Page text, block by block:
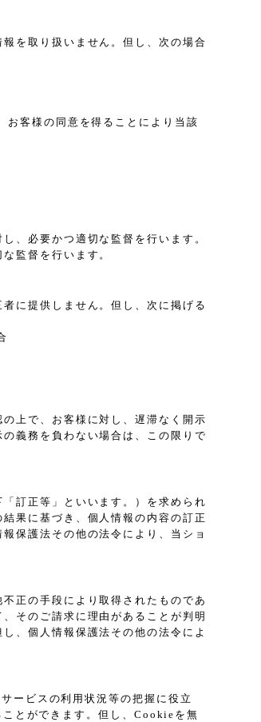
を取り扱いません。但し、次の場合
お客様の同意を得ることにより当該
、必要かつ適切な監督を行います。
監督を行います。
に提供しません。但し、次に掲げる
上で、お客様に対し、遅滞なく開示
義務を負わない場合は、この限りで
訂正等」といいます。）を求められ
果に基づき、個人情報の内容の訂正
保護法その他の法令により、当ショ
正の手段により取得されたものであ
そのご請求に理由があることが判明
、個人情報保護法その他の法令によ
ービスの利用状況等の把握に役立
とができます。但し、Cookieを無